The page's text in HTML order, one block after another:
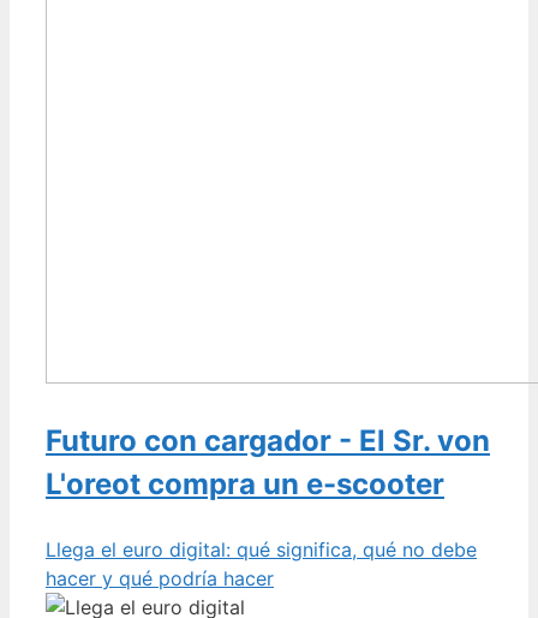
Futuro con cargador - El Sr. von
L'oreot compra un e-scooter
Llega el euro digital: qué significa, qué no debe
hacer y qué podría hacer